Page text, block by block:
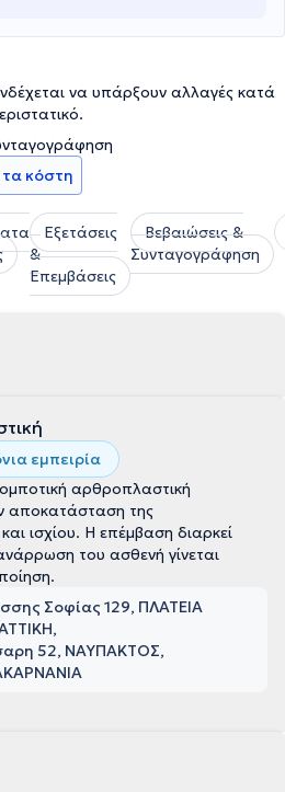
να υπάρξουν αλλαγές κατά
τα κόστη
Εξετάσεις
&
Επεμβάσεις
Βεβαιώσεις &
Συνταγογράφηση
εμπειρία
αρθροπλαστική
αποκατάσταση της
ισχίου. Η επέμβαση διαρκεί
του ασθενή γίνεται
Σοφίας 129, ΠΛΑΤΕΙΑ
52, ΝΑΥΠΑΚΤΟΣ,